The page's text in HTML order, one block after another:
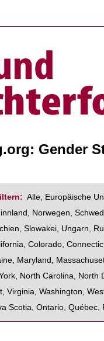
Gender
Alle, Europäische
, Norwegen,
,Slowakei, Ungarn,
,Colorado,
, Maryland ,
, North Carolina, North
,Virginia,Washington,
Scotia,Ontario,Québec,